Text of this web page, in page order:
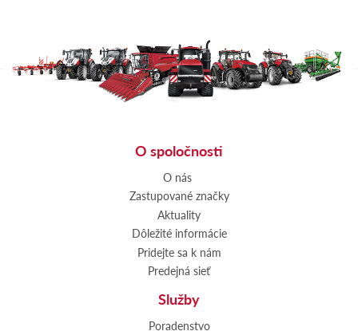
O spoločnosti
O nás
Zastupované značky
Aktuality
Dôležité informácie
Pridejte sa k nám
Predejná sieť
Služby
Poradenstvo